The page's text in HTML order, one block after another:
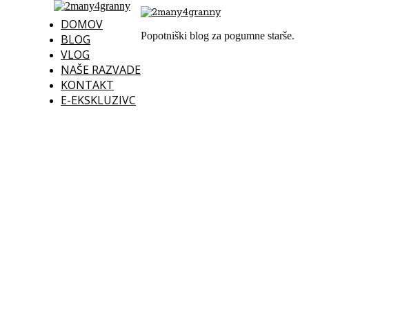
DOMOV
BLOG
VLOG
NAŠE RAZVADE
KONTAKT
E-EKSKLUZIVC
Popotniški blog za pogumne starše.